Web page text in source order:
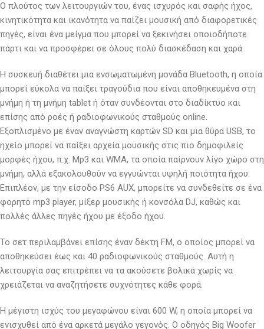
Ο πλούτος των λειτουργιών του, ένας ισχυρός και σαφής ήχος,
κινητικότητα και ικανότητα να παίζει μουσική από διαφορετικές
πηγές, είναι ένα μείγμα που μπορεί να ξεκινήσει οποιοδήποτε
πάρτι και να προσφέρει σε όλους πολύ διασκέδαση και χαρά.
Η συσκευή διαθέτει μια ενσωματωμένη μονάδα Bluetooth, η οποία
μπορεί εύκολα να παίξει τραγούδια που είναι αποθηκευμένα στη
μνήμη ή τη μνήμη tablet ή όταν συνδέονται στο διαδίκτυο και
επίσης από ροές ή ραδιοφωνικούς σταθμούς online.
Εξοπλισμένο με έναν αναγνώστη καρτών SD και μια θύρα USB, το
ηχείο μπορεί να παίξει αρχεία μουσικής στις πιο δημοφιλείς
μορφές ήχου, π.χ. Mp3 και WMA, τα οποία παίρνουν λίγο χώρο στη
μνήμη, αλλά εξακολουθούν να εγγυώνται υψηλή ποιότητα ήχου.
Επιπλέον, με την είσοδο PS6 AUX, μπορείτε να συνδεθείτε σε ένα
φορητό mp3 player, μίξερ μουσικής ή κονσόλα DJ, καθώς και
πολλές άλλες πηγές ήχου με έξοδο ήχου.
Το σετ περιλαμβάνει επίσης έναν δέκτη FM, ο οποίος μπορεί να
αποθηκεύσει έως και 40 ραδιοφωνικούς σταθμούς. Αυτή η
λειτουργία σας επιτρέπει να τα ακούσετε βολικά χωρίς να
χρειάζεται να αναζητήσετε συχνότητες κάθε φορά.
Η μέγιστη ισχύς του μεγαφώνου είναι 600 W, η οποία μπορεί να
ενισχυθεί από ένα αρκετά μεγάλο γεγονός. Ο οδηγός Big Woofer